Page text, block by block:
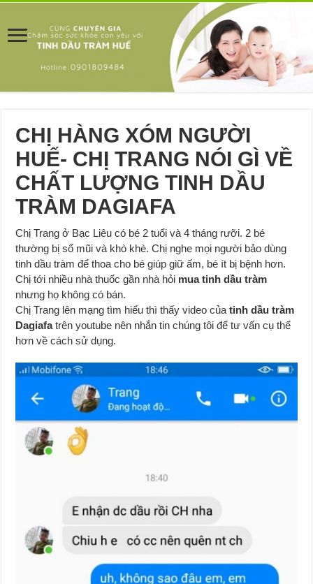
CHỊ HÀNG XÓM NGƯỜI
HUẾ- CHỊ TRANG NÓI GÌ VỀ
CHẤT LƯỢNG TINH DẦU
TRÀM DAGIAFA
Chị Trang ở Bạc Liêu có bé 2 tuổi và 4 tháng rưỡi. 2 bé
thường bị sổ mũi và khò khè. Chị nghe mọi người bảo dùng
tinh dầu tràm để thoa cho bé giúp giữ ấm, bé ít bị bệnh hơn.
Chị tới nhiều nhà thuốc gần nhà hỏi mua tinh dầu tràm
nhưng họ không có bán.
Chị Trang lên mạng tìm hiểu thì thấy video củatinh dầu tràm
Dagiafatrên youtube nên nhắn tin chúng tôi để tư vấn cụ thể
hơn về cách sử dụng.